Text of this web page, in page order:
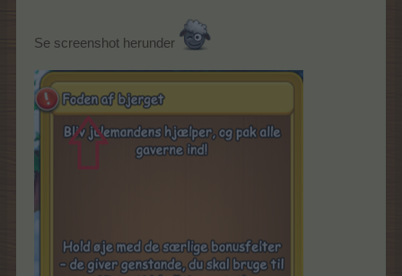
Se screenshot herunder